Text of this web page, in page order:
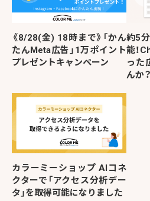
《8/28(金) 18時まで》「かん
たんMeta広告」1万ポイント
プレゼントキャンペーン
約5
能！
った
んか？
カラーミーショップ AIコネ
クターで「アクセス分析デー
タ」を取得可能になりました